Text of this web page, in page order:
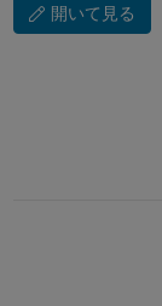
開いて見る